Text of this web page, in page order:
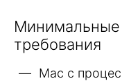
требования
Mac с